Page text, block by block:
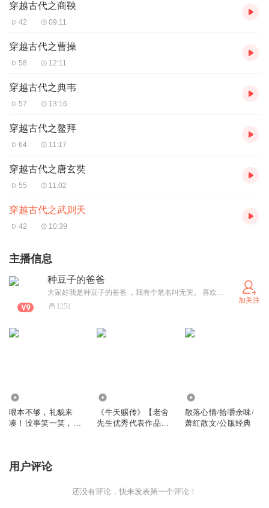
穿越古代之商鞅
42 09:11
穿越古代之曹操
58 12:11
穿越古代之典韦
57 13:16
穿越古代之鳌拜
64 11:17
穿越古代之唐玄奘
55 11:02
穿越古代之武则天
42 10:39
主播信息
种豆子的爸爸
大家好我是种豆子的爸爸 ，我有个笔名叫无哭。 喜欢没事瞎聊一些话题，搞搞所谓的幽默……轻松一点，别太较真，不然…会很累。 一部手机，一副耳麦，一张嘴，一叠稿件…开始录制……随时随地，兴趣使然。 愿意尝试各种各样的东西，当然还是自己原创为主。 “在原创的不归路上，请注意安全，可能我创着创着就没油没电了。” 对了，那一年我种下的豆子发了芽。我想一直守着，不愿错过每一天的成长，细数每一滴露珠在叶面上滑落……
1251
加关注
哏本不够，礼貌来
凑！没事笑一笑，不
《牛天赐传》【老舍
先生优秀代表作品】
散落心情/拾嚼余味/
萧红散文/公版经典
用户评论
还没有评论，快来发表第一个评论！